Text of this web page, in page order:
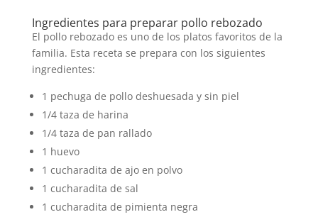
Ingredientes para preparar pollo rebozado
El pollo rebozado es uno de los platos favoritos de la
familia. Esta receta se prepara con los siguientes
ingredientes:
1 pechuga de pollo deshuesada y sin piel
1/4 taza de harina
1/4 taza de pan rallado
1 huevo
1 cucharadita de ajo en polvo
1 cucharadita de sal
1 cucharadita de pimienta negra